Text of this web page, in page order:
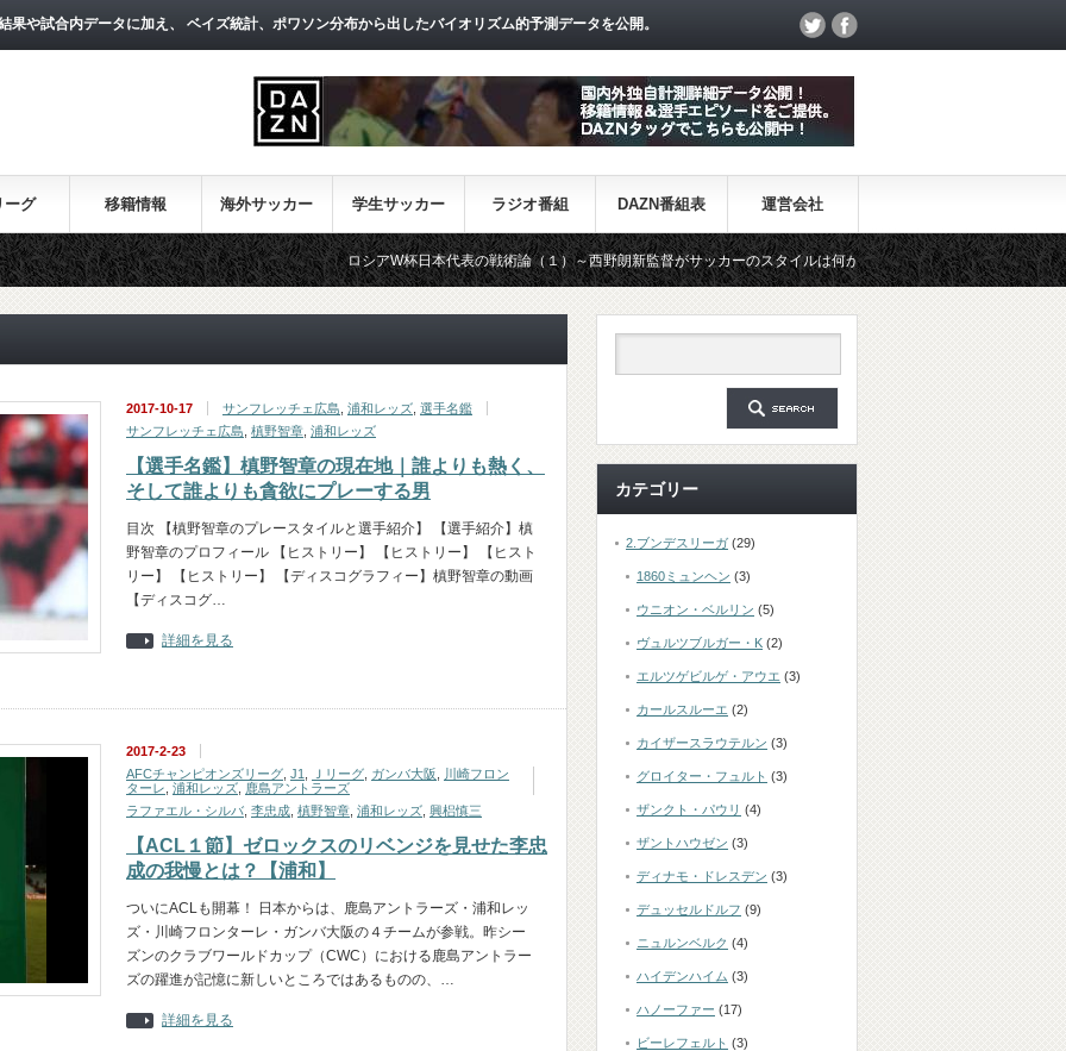
や試合内データに加え、 ベイズ統計、ポワソン分布から出したバイオリズム的予測データを公開。
ーグ 移籍情報 海外サッカー 学生サッカー ラジオ番組 DAZN番組表 運営会社
ロシアW杯日本代表の戦術論（１）～西野朗新監督がサッカーのスタイルは何か～ 【一覧】J1・J2・J3リーグ
2017-10-17 サンフレッチェ広島 浦和レッズ 選手名鑑
サンフレッチェ広島 槙野智章 浦和レッズ
【選手名鑑】槙野智章の現在地｜誰よりも熱く、
そして誰よりも貪欲にプレーする男
目次 【槙野智章のプレースタイルと選手紹介】 【選手紹介】槙
野智章のプロフィール 【ヒストリー】 【ヒストリー】 【ヒスト
リー】 【ヒストリー】 【ディスコグラフィー】槙野智章の動画
【ディスコグ…
詳細を見る
2017-2-23
AFCチャンピオンズリーグ J1 Ｊリーグ ガンバ大阪
川崎フロン
ターレ 浦和レッズ 鹿島アントラーズ
ラファエル・シルバ 李忠成 槙野智章 浦和レッズ 興梠慎三
【ACL１節】ゼロックスのリベンジを見せた李忠
成の我慢とは？【浦和】
ついにACLも開幕！ 日本からは、鹿島アントラーズ・浦和レッ
ズ・川崎フロンターレ・ガンバ大阪の４チームが参戦。昨シー
ズンのクラブワールドカップ（CWC）における鹿島アントラー
ズの躍進が記憶に新しいところではあるものの、…
詳細を見る
カテゴリー
2.ブンデスリーガ (29)
1860ミュンヘン (3)
ウニオン・ベルリン (5)
ヴュルツブルガー・K (2)
エルツゲビルゲ・アウエ (3)
カールスルーエ (2)
カイザースラウテルン (3)
グロイター・フュルト (3)
ザンクト・パウリ (4)
ザントハウゼン (3)
ディナモ・ドレスデン (3)
デュッセルドルフ (9)
ニュルンベルク (4)
ハイデンハイム (3)
ハノーファー (17)
ビーレフェルト (3)